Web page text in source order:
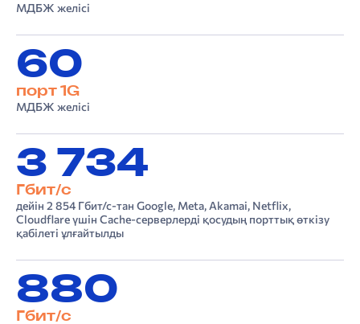
МДБЖ желісі
60
порт 1G
МДБЖ желісі
3 734
Гбит/с
дейін 2 854 Гбит/с-тан Google, Meta, Akamai, Netflix,
Cloudflare үшін Cache-серверлерді қосудың порттық өткізу
қабілеті ұлғайтылды
880
Гбит/с